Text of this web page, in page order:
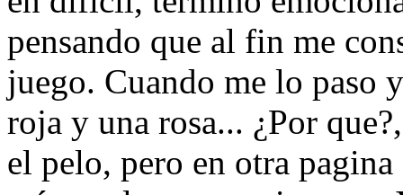
pensando que al fin me
juego. Cuando me lo paso
roja y una rosa... ¿Por
el pelo, pero en otra